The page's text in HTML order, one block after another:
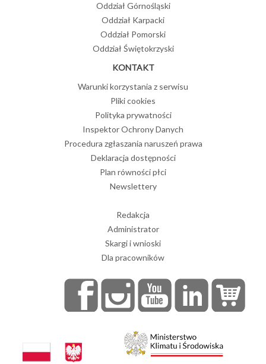
Oddział Górnośląski
Oddział Karpacki
Oddział Pomorski
Oddział Świętokrzyski
KONTAKT
Warunki korzystania z serwisu
Pliki cookies
Polityka prywatności
Inspektor Ochrony Danych
Procedura zgłaszania naruszeń prawa
Deklaracja dostępności
Plan równości płci
Newslettery
Redakcja
Administrator
Skargi i wnioski
Dla pracowników